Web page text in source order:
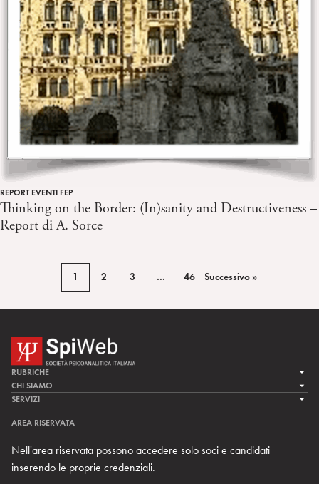
REPORT EVENTI FEP
Thinking on the Border: (In)sanity and Destructiveness –
Report di A. Sorce
1 2 3 … 46 Successivo »
RUBRICHE
LA CURA
LA RICERCA
MULTIMEDIA
CHI SIAMO
LA SPI
TEAM DI SPIWEB
CONTATTI
RIVISTE
SERVIZI
ARCHIVIO STORICO
AREA RISERVATA
Nell'area riservata possono accedere solo soci e candidati
inserendo le proprie credenziali.